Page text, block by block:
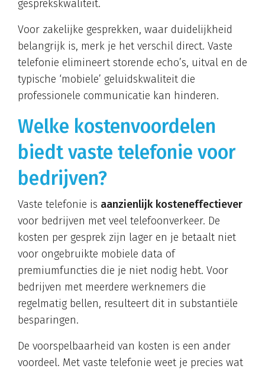
gesprekskwaliteit.
Voor zakelijke gesprekken, waar duidelijkheid
belangrijk is, merk je het verschil direct. Vaste
telefonie elimineert storende echo’s, uitval en de
typische ‘mobiele’ geluidskwaliteit die
professionele communicatie kan hinderen.
Welke kostenvoordelen
biedt vaste telefonie voor
bedrijven?
Vaste telefonie is aanzienlijk kosteneffectiever
voor bedrijven met veel telefoonverkeer. De
kosten per gesprek zijn lager en je betaalt niet
voor ongebruikte mobiele data of
premiumfuncties die je niet nodig hebt. Voor
bedrijven met meerdere werknemers die
regelmatig bellen, resulteert dit in substantiële
besparingen.
De voorspelbaarheid van kosten is een ander
voordeel. Met vaste telefonie weet je precies wat